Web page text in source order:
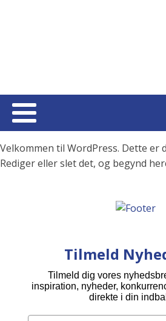
Velkommen til WordPress. Dette er
Rediger eller slet det, og begynd
Tilmeld
Tilmeld dig vores
inspiration, nyheder,
direkte i din